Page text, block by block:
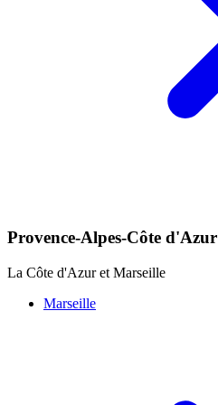
Provence-Alpes-Côte d'Azur
La Côte d'Azur et Marseille
Marseille